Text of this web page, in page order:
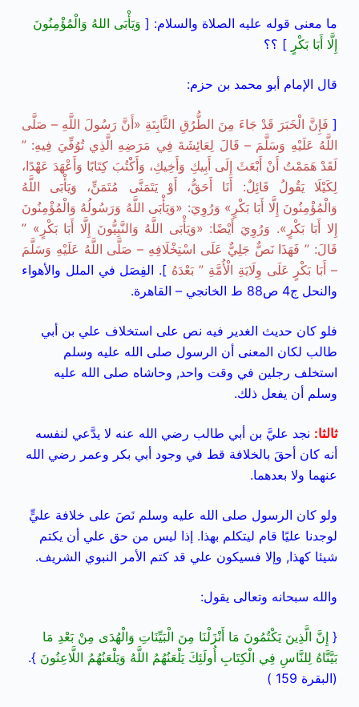
ما معنى قوله عليه الصلاة والسلام: [ وَيَأْبَى اللهُ وَالْمُؤْمِنُونَ
إِلَّا أَبَا بَكْرٍ ] ؟؟
قال الإمام أبو محمد بن حزم:
[ فَإِنَّ الْخَبَرَ قَدْ جَاءَ مِنَ الطُّرُقِ الثَّابِتَةِ «أَنَّ رَسُولَ اللَّهِ – صَلَّى
اللَّهُ عَلَيْهِ وَسَلَّمَ – قَالَ لِعَائِشَةَ فِي مَرَضِهِ الَّذِي تُوُفِّيَ فِيهِ: ”
لَقَدْ هَمَمْتُ أَنْ أَبْعَثَ إِلَى أَبِيكِ وَأَخِيكِ، وَأَكْتُبَ كِتَابًا وَأَعْهَدَ عَهْدًا،
لِكَيْلَا يَقُولُ قَائِلٌ: أَنَا أَحَقُّ، أَوْ يَتَمَنَّى مُتَمَنٍّ، وَيَأْبَى اللَّهُ
وَالْمُؤْمِنُونَ إِلَّا أَبَا بَكْرٍ» وَرُوِيَ: «وَيَأْبَى اللَّهُ وَرَسُولُهُ وَالْمُؤْمِنُونَ
إِلا أَبَا بَكْرٍ». وَرُوِيَ أَيْضًا: «وَيَأْبَى اللَّهُ وَالنَّبِيُّونَ إِلَّا أَبَا بَكْرٍ» ”
قَالَ: ” فَهَذَا نَصٌّ جَلِيٌّ عَلَى اسْتِخْلَافِهِ – صَلَّى اللَّهُ عَلَيْهِ وَسَلَّمَ
– أَبَا بَكْرٍ عَلَى وِلَايَةِ الْأُمَّةِ ” بَعْدَهُ ]. الفِصَل في الملل والأهواء
والنحل ج4 ص88 ط الخانجي – القاهرة.
فلو كان حديث الغدير فيه نص على استخلاف علي بن أبي
طالب لكان المعنى أن الرسول صلى الله عليه وسلم
استخلف رجلين في وقت واحد, وحاشاه صلى الله عليه
وسلم أن يفعل ذلك.
ثالثا: نجد عليَّ بن أبي طالب رضي الله عنه لا يدَّعي لنفسه
أنه كان أحقَ بالخلافة قط في وجود أبي بكر وعمر رضي الله
عنهما ولا بعدهما.
ولو كان الرسول صلى الله عليه وسلم نَصَ على خلافة عليٍّ
لوجدنا عليًا قام ليتكلم بهذا. إذا ليس من حق علي أن يكتم
شيئا كهذا, وإلا فسيكون علي قد كتم الأمر النبوي الشريف.
والله سبحانه وتعالى يقول:
{ إِنَّ الَّذِينَ يَكْتُمُونَ مَا أَنْزَلْنَا مِنَ الْبَيِّنَاتِ وَالْهُدَى مِنْ بَعْدِ مَا
بَيَّنَّاهُ لِلنَّاسِ فِي الْكِتَابِ أُولَئِكَ يَلْعَنُهُمُ اللَّهُ وَيَلْعَنُهُمُ اللَّاعِنُونَ }.
(البقرة 159 )